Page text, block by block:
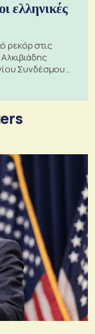
ελληνικές
ρεκόρ στις
Συνδέσμου